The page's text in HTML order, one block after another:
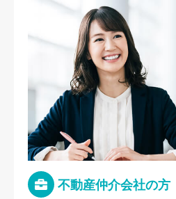
不動産仲介会社の方